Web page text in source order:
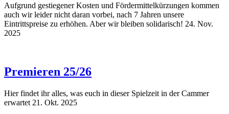
Aufgrund gestiegener Kosten und Fördermittelkürzungen kommen
auch wir leider nicht daran vorbei, nach 7 Jahren unsere
Eintrittspreise zu erhöhen. Aber wir bleiben solidarisch! 24. Nov.
2025
Premieren 25/26
Hier findet ihr alles, was euch in dieser Spielzeit in der Cammer
erwartet 21. Okt. 2025